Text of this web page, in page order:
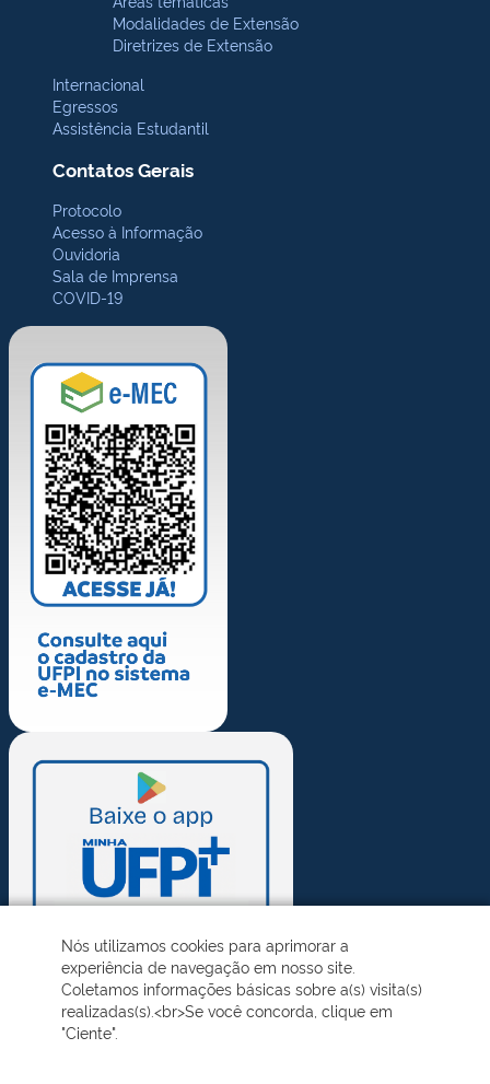
Modalidades de Extensão
Diretrizes de Extensão
Internacional
Egressos
Assistência Estudantil
Contatos Gerais
Protocolo
Acesso à Informação
Ouvidoria
Sala de Imprensa
COVID-19
Nós utilizamos cookies para aprimorar a
experiência de navegação em nosso site.
Coletamos informações básicas sobre a(s) visita(s)
realizadas(s).<br>Se você concorda, clique em
"Ciente".